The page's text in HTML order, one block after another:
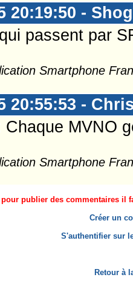
20:19:50 -
passent par
Smartphone
20:55:53 -
Chaque MVNO
Smartphone
pour publier des commentaires il
Créer un
S'authentifier sur
Retour à